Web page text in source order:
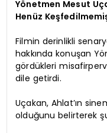
Yönetmen Mesut
Henüz
Filmin derinlikli
hakkında konuşan
gördükleri
dile getirdi.
Uçakan, Ahlat’ın
olduğunu belirterek